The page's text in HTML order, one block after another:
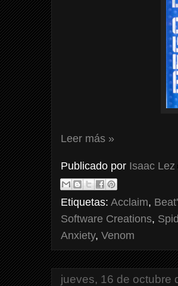
Leer más »
Publicado por Isaac Lez
Etiquetas: Acclaim,
Software Creations,
Anxiety, Venom
jueves, 16 de octubre